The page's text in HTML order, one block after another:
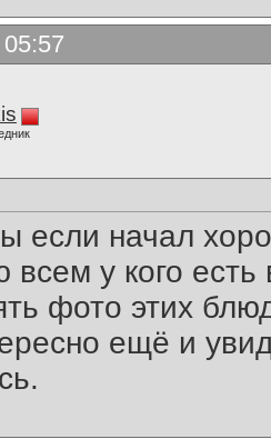
если начал
всем у кого
фото этих
ещё и